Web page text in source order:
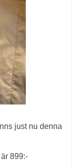
just nu denna
899:-